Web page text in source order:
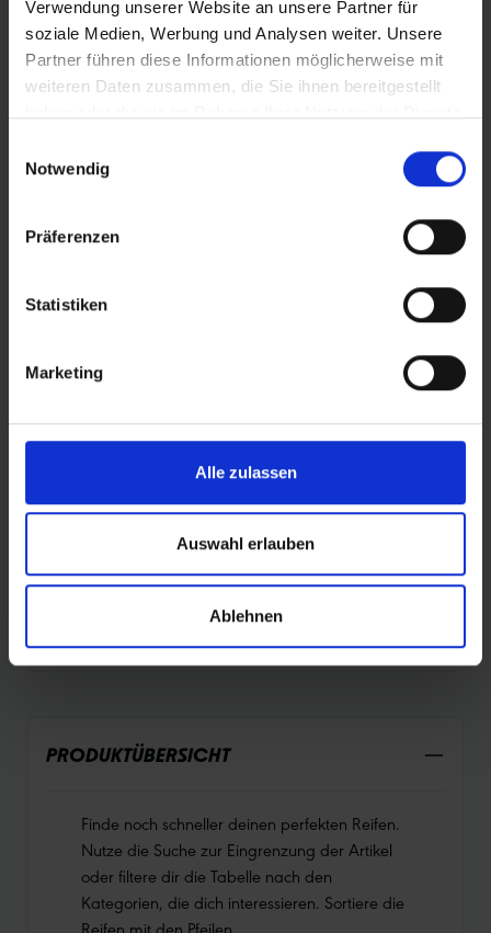
Verwendung unserer Website an unsere Partner für
soziale Medien, Werbung und Analysen weiter. Unsere
Partner führen diese Informationen möglicherweise mit
weiteren Daten zusammen, die Sie ihnen bereitgestellt
Notwendig
Präferenzen
Statistiken
Marketing
Alle zulassen
Auswahl erlauben
Ablehnen
kein zweiter Schwalbe XC-Reifen
Verstärkter Übergangsbereich zwischen Mittel- und
Schulterblöcken für besten SnakeBite-Schutz
und griffiger als Thunder Burt
ROLLING
PROTECTION
DURABILITY
PRODUKTÜBERSICHT
Finde noch schneller deinen perfekten Reifen.
Nutze die Suche zur Eingrenzung der Artikel
oder filtere dir die Tabelle nach den
Kategorien, die dich interessieren. Sortiere die
Reifen mit den Pfeilen.